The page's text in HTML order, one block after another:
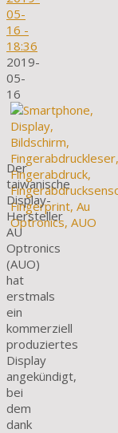
05-
16 -
18:36
2019-
05-
16
Der
taiwanische
Display-
Hersteller
AU
Optronics
(AUO)
hat
erstmals
ein
kommerziell
produziertes
Display
angekündigt,
bei
dem
dank